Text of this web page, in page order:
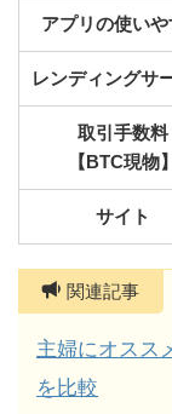
アプリの使いや
レンディングサ
取引手数料
【BTC現物】
サイト
関連記事
主婦にオスス
を比較